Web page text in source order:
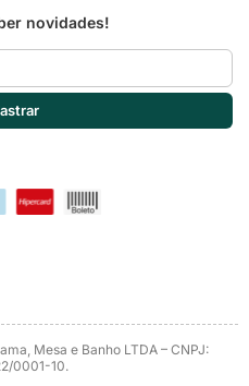
novidades!
Mesa e Banho LTDA – CNPJ:
0001-10.